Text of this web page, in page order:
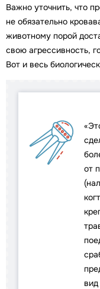
Важно уточнить, что
не обязательно
животному порой
свою агрессивность,
Вот и весь
от